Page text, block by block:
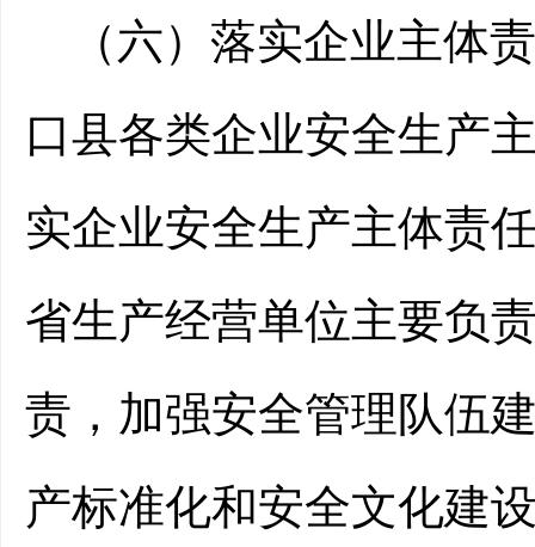
（六） 落实企业主体
口县各类企业安全生产
实企业安全生产主体责
省生产经营单位主要负
责 ， 加强安全管理队伍
产标准化和安全文化建